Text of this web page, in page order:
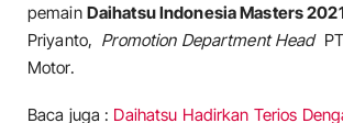
pemain Daihatsu Indonesia Masters
Priyanto, Promotion Department Head
Motor.
Baca juga : Daihatsu Hadirkan Terios